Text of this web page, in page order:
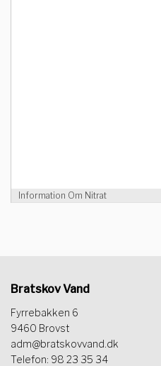
Information Om Nitrat
Bratskov Vand
Fyrrebakken 6
9460 Brovst
adm@bratskovvand.dk
Telefon: 98 23 35 34